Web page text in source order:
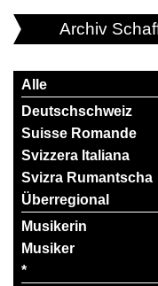
Archiv
Alle
Deutschschweiz
Suisse Romande
Svizzera Italiana
Svizra Rumantscha
Überregional
Musikerin
Musiker
*